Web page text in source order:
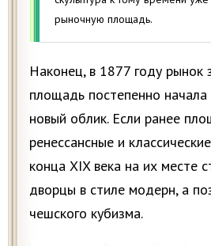
рыночную площадь.
Наконец, в 1877 году рынок
площадь постепенно начала
новый облик. Если ранее
ренессансные и
конца XIX века на их месте
дворцы в стиле модерн, а
чешского кубизма.